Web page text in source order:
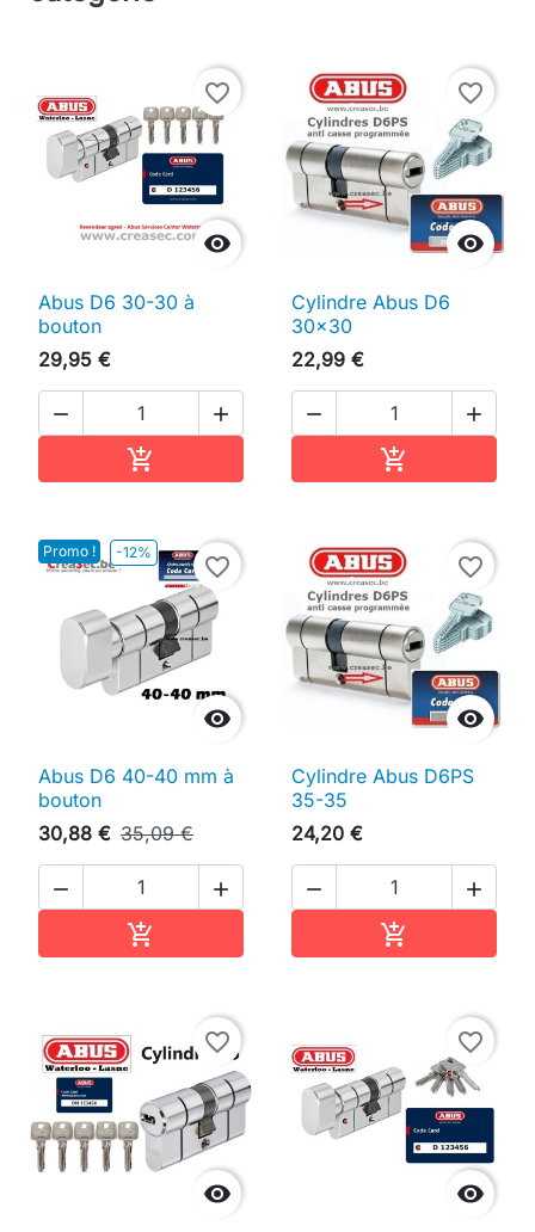

favorite_border
Abus D6 30-30 à
bouton
29,95 €
 


favorite_border
Cylindre Abus D6
30x30
22,99 €
 

Promo ! -12%

favorite_border
Abus D6 40-40 mm à
bouton
30,88 € 35,09 €
 


favorite_border
Cylindre Abus D6PS
35-35
24,20 €
 


favorite_border

favorite_border